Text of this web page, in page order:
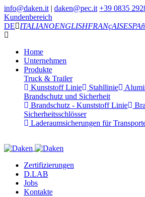
info@daken.it | daken@pec.it +39 0835
Kundenbereich
DE
ITALIANOENGLISHFRANçAIS
Home
Unternehmen
Produkte
Truck & Trailer
Kunststoff Linie
Stahllinie
Brandschutz und Sicherheit
Brandschutz - Kunststoff Linie
Sicherheitsschlösser
Laderaumsicherungen für
Zertifizierungen
D.LAB
Jobs
Kontakte